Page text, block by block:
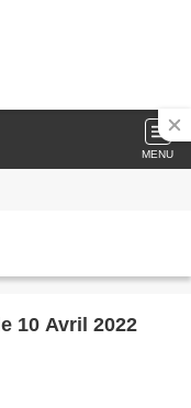
MENU
10 Avril 2022